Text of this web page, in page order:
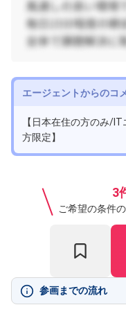
エージェントからのコ
【日本在住の方のみ/
方限定】
3
ご希望の条件
参画までの流れ